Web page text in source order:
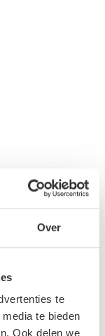
Over
te
te bieden
Ook delen we